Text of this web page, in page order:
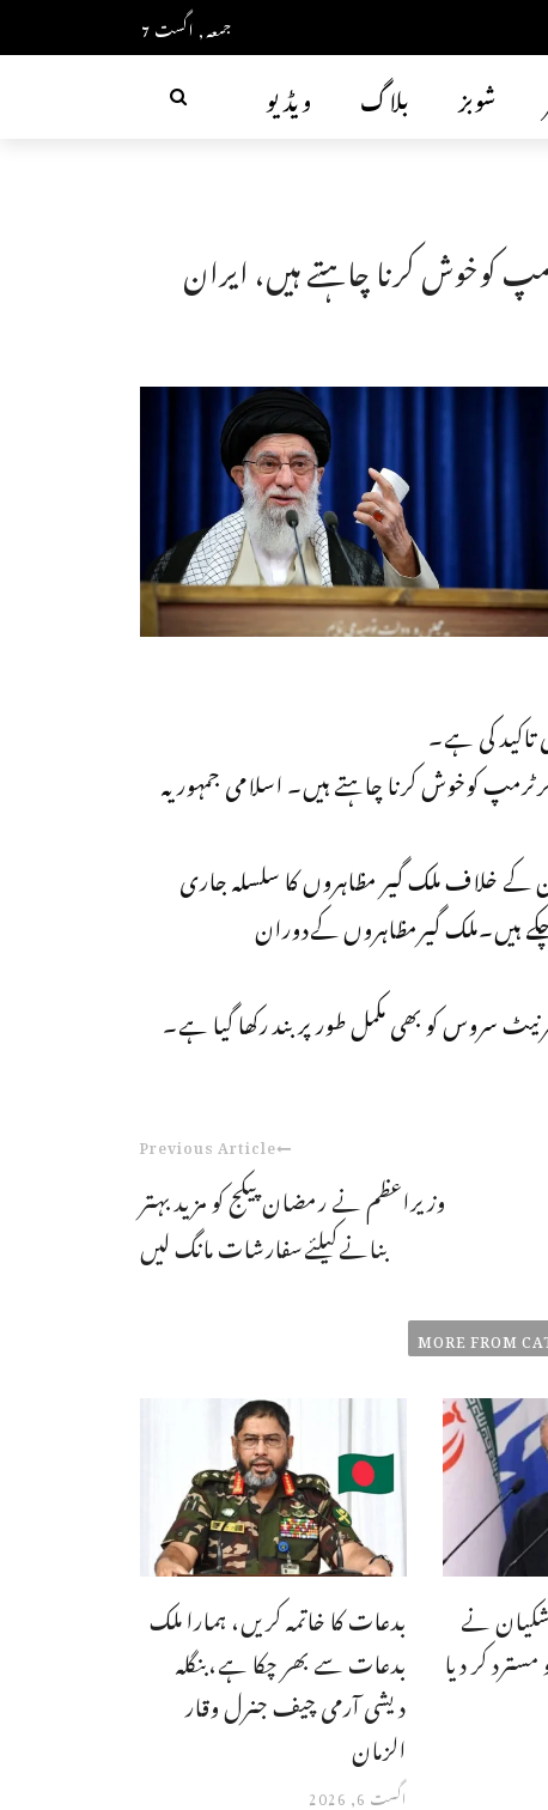
جمعہ, اگست 7
ویڈیو بلاگ شوبز
کوخوش کرنا چاہتے ہیں، ایران
تاکید کی ہے۔
کوخوش کرنا چاہتے ہیں۔ اسلامی جمہوریہ
معاشی بحران کے خلاف ملک گیر مظاہروں کا سلسلہ جاری
سمیت 45 افراد ہلاک ہوچکے ہیں۔ملک گیرمظاہروں کےدوران
سروس کو بھی مکمل طور پر بند رکھا گیا ہے۔
Previous Article
وزیراعظم نے رمضان پیکج کو مزید بہتر
بنانےکیلئےسفارشات مانگ لیں
MORE FROM
بدعات کا خاتمہ کریں، ہمارا ملک
بدعات سے بھر چکا ہے،بنگله
دیشی آرمی چیف جنرل وقار
الزمان
اگست 6, 2026
نے
کر دیا